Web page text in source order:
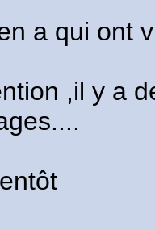
a qui ont
,il y a